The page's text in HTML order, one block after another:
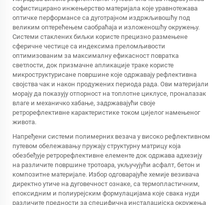
софистицирано инжењерство материјала које уравнотежава
оптичке перформансе са дуготрајном издржљивошћу под
великим оптерећењем саобраћаја и изложеношћу окружењу.
Системи стаклених биљки користе прецизно размењене
сферичне честице са индексима преломљивости
оптимизованим за максималну ефикасност повратка
светлости, док призмачне апликације траке користе
микроструктурисане површине које одржавају рефлективна
својства чак и након продужених периода рада. Ови материјали
морају да показују отпорност на топлотне циклусе, проналазак
влаге и механичко хабање, задржавајући своје
ретрорефлективне карактеристике током цијелог намењеног
живота.
Напређени системи полимерних везача у високо рефлективном
путевом обележавању пружају структурну матрицу која
обезбеђује ретрорефлективне елементе док одржава адхезију
на различите површине тротоара, укључујући асфалт, бетон и
композитне материјале. Избор одговарајуће хемије везивача
директно утиче на дуговечност ознаке, са термопластичним,
епоксидним и полиурејским формулацијама које свака нуди
различите предности за специфична инсталацијска окружења